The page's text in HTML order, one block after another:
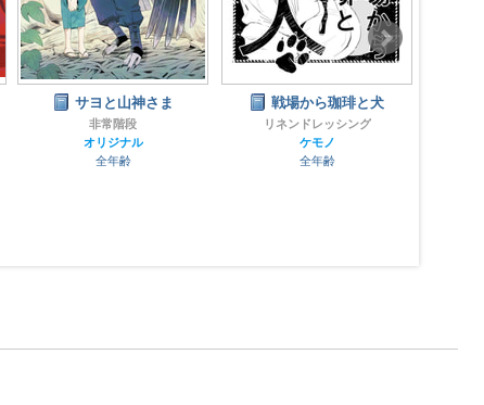
サヨと山神さま
非常階段
オリジナル
全年齢
戦場から珈琲と犬
リネンドレッシング
ケモノ
全年齢